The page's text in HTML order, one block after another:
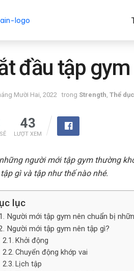
đầu tập
Mười Hai, 2022 trong Strength, Thể dục
43
LƯỢT XEM
người mới tập gym thường
gì và tập như thế nào nhé.
lục
Người mới tập gym nên chuẩn bị
Người mới tập gym nên tập gì?
Khởi động
Chuyển động khớp vai
Lịch tập